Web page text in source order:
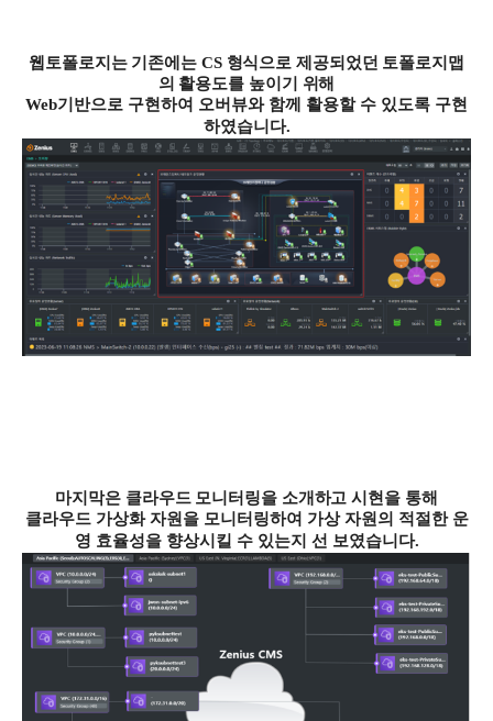
웹토폴로지는 기존에는CS 형식으로 제공되었던 토폴로지맵
의 활용도를 높이기 위해
Web기반으로 구현하여 오버뷰와 함께 활용할 수 있도록 구현
하였습니다.
마지막은 클라우드 모니터링을 소개하고 시현을 통해
클라우드 가상화 자원을 모니터링하여 가상 자원의 적절한 운
영 효율성을 향상시킬 수 있는지 선 보였습니다.